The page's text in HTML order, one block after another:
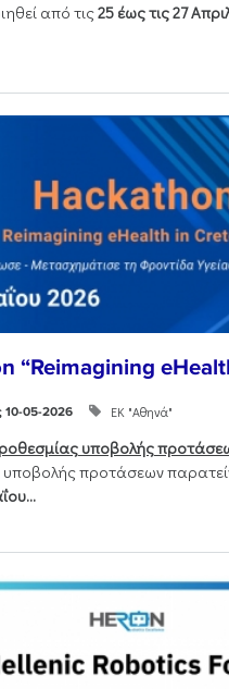
από τις25 έως τις 27
“Reimagining
10-05-2026 ΕΚ "Αθηνά"
υποβολής
προτάσεων